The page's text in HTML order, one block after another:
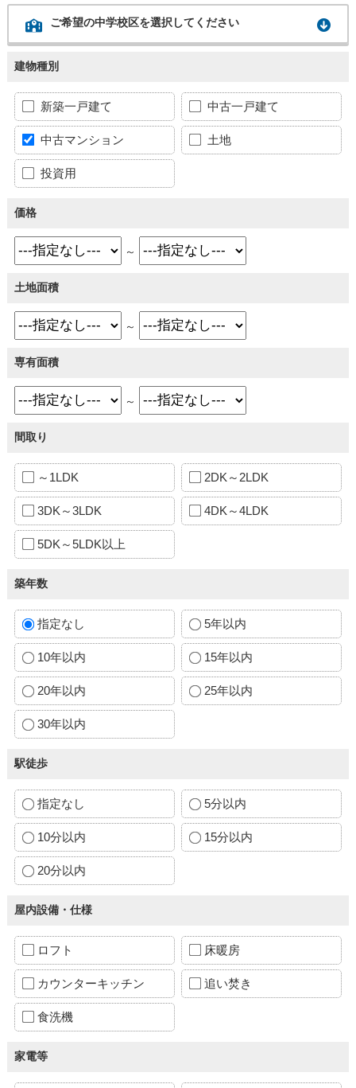
ご希望の中学校区を選択してください
建物種別
新築一戸建て 中古一戸建て
中古マンション 土地
投資用
価格
～
土地面積
～
専有面積
～
間取り
～1LDK 2DK～2LDK
3DK～3LDK 4DK～4LDK
5DK～5LDK以上
築年数
指定なし 5年以内
10年以内 15年以内
20年以内 25年以内
30年以内
駅徒歩
指定なし 5分以内
10分以内 15分以内
20分以内
屋内設備・仕様
ロフト 床暖房
カウンターキッチン 追い焚き
食洗機
家電等